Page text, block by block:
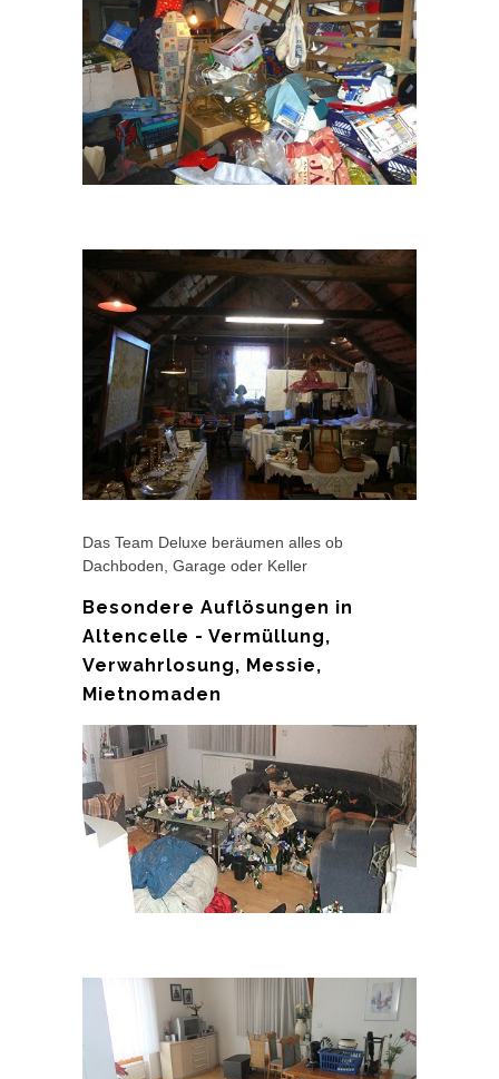
Das Team Deluxe beräumen alles ob
Dachboden, Garage oder Keller
Besondere Auflösungen in
Altencelle - Vermüllung,
Verwahrlosung, Messie,
Mietnomaden